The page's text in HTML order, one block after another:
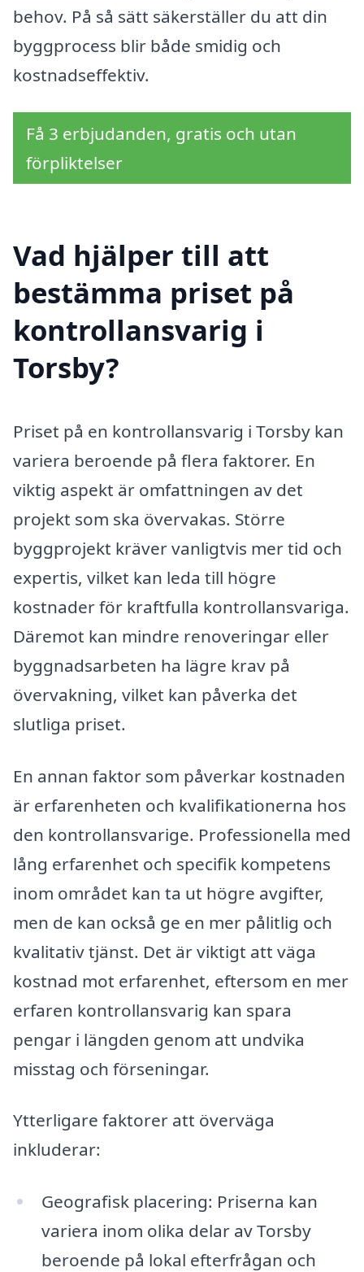
behov. På så sätt säkerställer du att din
byggprocess blir både smidig och
kostnadseffektiv.
Få 3 erbjudanden, gratis och utan
förpliktelser
Vad hjälper till att
bestämma priset på
kontrollansvarig i
Torsby?
Priset på en kontrollansvarig i Torsby kan
variera beroende på flera faktorer. En
viktig aspekt är omfattningen av det
projekt som ska övervakas. Större
byggprojekt kräver vanligtvis mer tid och
expertis, vilket kan leda till högre
kostnader för kraftfulla kontrollansvariga.
Däremot kan mindre renoveringar eller
byggnadsarbeten ha lägre krav på
övervakning, vilket kan påverka det
slutliga priset.
En annan faktor som påverkar kostnaden
är erfarenheten och kvalifikationerna hos
den kontrollansvarige. Professionella med
lång erfarenhet och specifik kompetens
inom området kan ta ut högre avgifter,
men de kan också ge en mer pålitlig och
kvalitativ tjänst. Det är viktigt att väga
kostnad mot erfarenhet, eftersom en mer
erfaren kontrollansvarig kan spara
pengar i längden genom att undvika
misstag och förseningar.
Ytterligare faktorer att överväga
inkluderar:
Geografisk placering: Priserna kan
variera inom olika delar av Torsby
beroende på lokal efterfrågan och